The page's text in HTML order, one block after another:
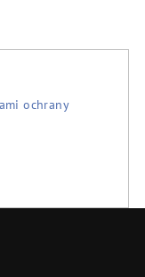
ochrany